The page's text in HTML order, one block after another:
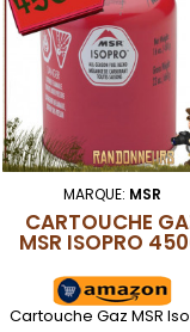
MARQUE: MSR
CARTOUCHE
MSR ISOPRO
Cartouche Gaz MSR